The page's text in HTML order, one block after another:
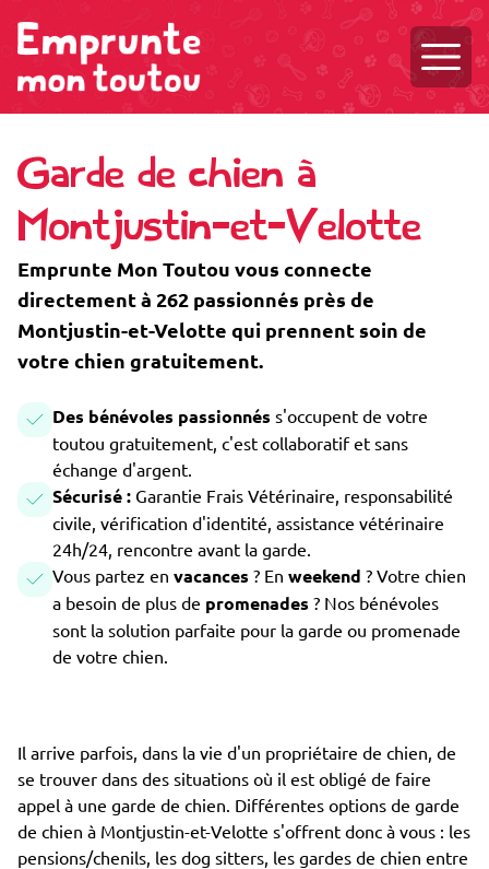
Garde de chien à
Montjustin-et-Velotte
Emprunte Mon Toutou vous connecte
directement à 262 passionnés près de
Montjustin-et-Velotte qui prennent soin de
votre chien gratuitement.
Des bénévoles passionnés s'occupent de votre
toutou gratuitement, c'est collaboratif et sans
échange d'argent.
Sécurisé : Garantie Frais Vétérinaire, responsabilité
civile, vérification d'identité, assistance vétérinaire
24h/24, rencontre avant la garde.
Vous partez en vacances ? En weekend ? Votre chien
a besoin de plus de promenades ? Nos bénévoles
sont la solution parfaite pour la garde ou promenade
de votre chien.
Il arrive parfois, dans la vie d'un propriétaire de chien, de
se trouver dans des situations où il est obligé de faire
appel à une garde de chien. Différentes options de garde
de chien à Montjustin-et-Velotte s'offrent donc à vous : les
pensions/chenils, les dog sitters, les gardes de chien entre